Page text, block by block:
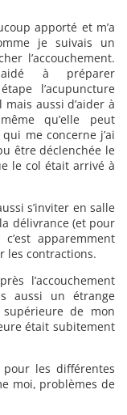
apporté et m’a
je suivais un
l’accouchement.
aidé à préparer
l’acupuncture
aussi d’aider à
qu’elle peut
me concerne j’ai
être déclenchée le
le col était arrivé à
s’inviter en salle
délivrance (et pour
apparemment
les contractions.
l’accouchement
aussi un étrange
de mon
était subitement
pour les différentes
moi, problèmes de